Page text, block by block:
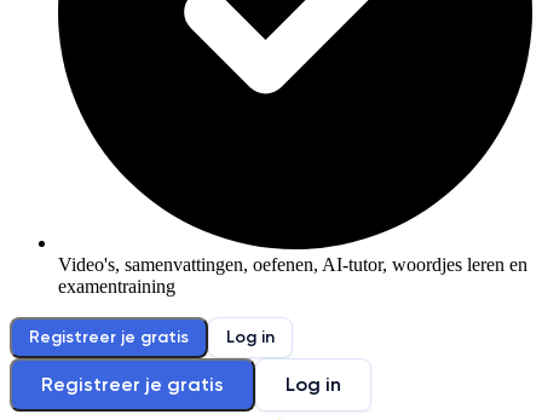
Video's, samenvattingen, oefenen, AI-tutor, woordjes leren en
examentraining
Registreer je gratis Log in
Registreer je gratis Log in